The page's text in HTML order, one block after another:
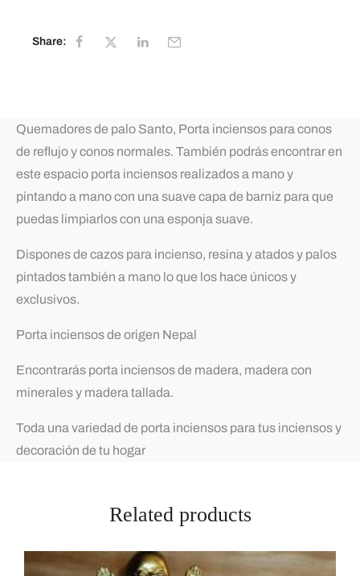
Share:
Quemadores de palo Santo, Porta inciensos para conos
de reflujo y conos normales. También podrás encontrar en
este espacio porta inciensos realizados a mano y
pintando a mano con una suave capa de barniz para que
puedas limpiarlos con una esponja suave.
Dispones de cazos para incienso, resina y atados y palos
pintados también a mano lo que los hace únicos y
exclusivos.
Porta inciensos de origen Nepal
Encontrarás porta inciensos de madera, madera con
minerales y madera tallada.
Toda una variedad de porta inciensos para tus inciensos y
decoración de tu hogar
Related products